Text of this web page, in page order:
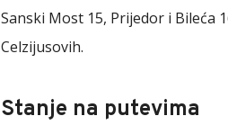
Sanski Most 15, Prijedor i Bileća
Celzijusovih.
Stanje na putevima